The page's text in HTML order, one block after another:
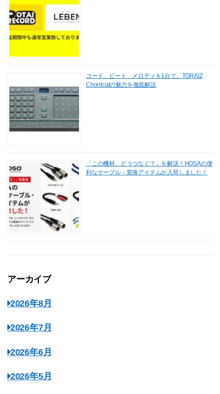
コード、ビート、メロディを1台で。TORAIZ
Chordcatの魅力を徹底解説
「この機材、どうつなぐ？」を解決！HOSAの便
利なケーブル・変換アイテムが入荷しました！
アーカイブ
2026年8月
2026年7月
2026年6月
2026年5月